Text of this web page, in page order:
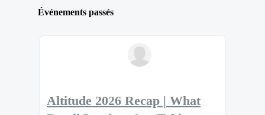
Événements passés
Altitude 2026 Recap | What